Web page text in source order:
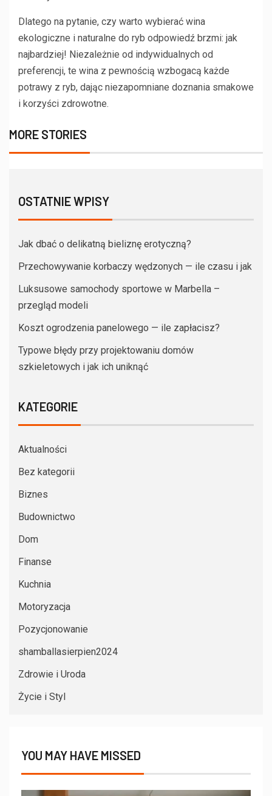
Dlatego na pytanie, czy warto wybierać wina
ekologiczne i naturalne do ryb odpowiedź brzmi: jak
najbardziej! Niezależnie od indywidualnych od
preferencji, te wina z pewnością wzbogacą każde
potrawy z ryb, dając niezapomniane doznania smakowe
i korzyści zdrowotne.
MORE STORIES
OSTATNIE WPISY
Jak dbać o delikatną bieliznę erotyczną?
Przechowywanie korbaczy wędzonych — ile czasu i jak
Luksusowe samochody sportowe w Marbella –
przegląd modeli
Koszt ogrodzenia panelowego — ile zapłacisz?
Typowe błędy przy projektowaniu domów
szkieletowych i jak ich uniknąć
KATEGORIE
Aktualności
Bez kategorii
Biznes
Budownictwo
Dom
Finanse
Kuchnia
Motoryzacja
Pozycjonowanie
shamballasierpien2024
Zdrowie i Uroda
Życie i Styl
YOU MAY HAVE MISSED